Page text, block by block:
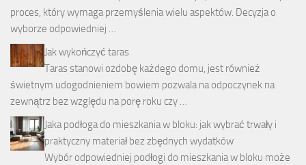
proces, który wymaga przemyślenia wielu aspektów. Decyzja o
wyborze odpowiedniej …
Jak wykończyć taras
Taras stanowi ozdobę każdego domu, jest również
świetnym udogodnieniem bowiem pozwala na odpoczynek na
zewnątrz bez względu na porę roku czy …
Jaka podłoga do mieszkania w bloku: jak wybrać trwały i
praktyczny materiał bez zbędnych wydatków
Wybór odpowiedniej podłogi do mieszkania w bloku może